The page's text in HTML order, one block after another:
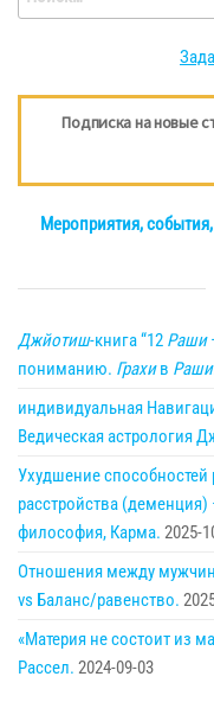
Подписка на новые
Мероприятия,
Джйотиш-книга “12 Раши
пониманию. Грахив Раши
индивидуальная
Ведическая астрология
Ухудшение
расстройства
философия, Карма. 2025-
Отношения между
vs Баланс/равенство.
«Материя не состоит из
Рассел. 2024-09-03